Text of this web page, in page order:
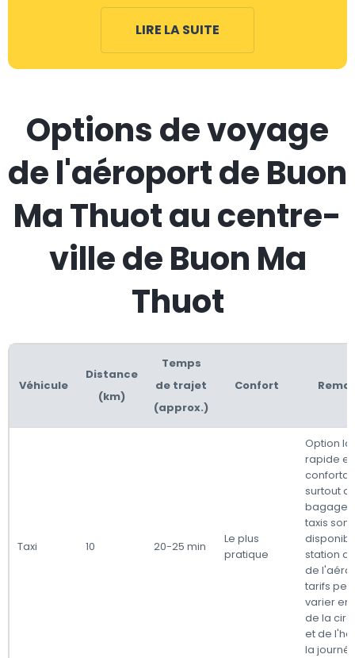
LIRE LA SUITE
Options de voyage
de l'aéroport de Buon
Ma Thuot au centre-
ville de Buon Ma
Thuot
Véhicule
Distance
(km)
Temps
de trajet
(approx.)
Confort
Taxi 10 20-25 min
Le plus
pratique
Option la
rapide et
surtout
taxis sont
station
de
tarifs
varier en
de la
et de
la